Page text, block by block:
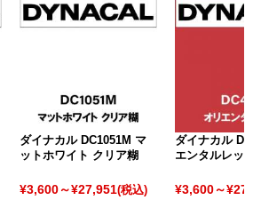
ダイナカル DC1051M マ
ットホワイト クリア糊
¥3,600～¥27,951(税込)
ダイナカル
エンタルレッ
¥3,600～